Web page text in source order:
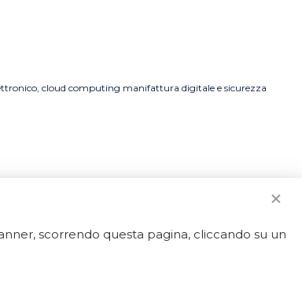
cloud computing manifattura digitale e sicurezza
scorrendo questa pagina, cliccando su un